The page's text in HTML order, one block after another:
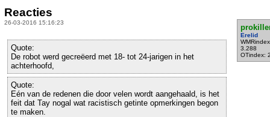
Reacties
26-03-2016 15:16:23
Erelid
3.288
OTindex:
Quote:
De robot werd gecreëerd met 18- tot 24-jarigen in het
achterhoofd,
Quote:
Eén van de redenen die door velen wordt aangehaald, is het
feit dat Tay nogal wat racistisch getinte opmerkingen begon
te maken.